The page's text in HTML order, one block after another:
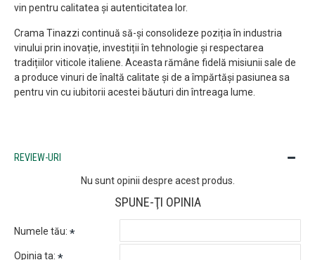
vin pentru calitatea și autenticitatea lor.
Crama Tinazzi continuă să-și consolideze poziția în industria
vinului prin inovație, investiții în tehnologie și respectarea
tradițiilor viticole italiene. Aceasta rămâne fidelă misiunii sale de
a produce vinuri de înaltă calitate și de a împărtăși pasiunea sa
pentru vin cu iubitorii acestei băuturi din întreaga lume.
REVIEW-URI
Nu sunt opinii despre acest produs.
SPUNE-ŢI OPINIA
Numele tău:
Opinia ta: